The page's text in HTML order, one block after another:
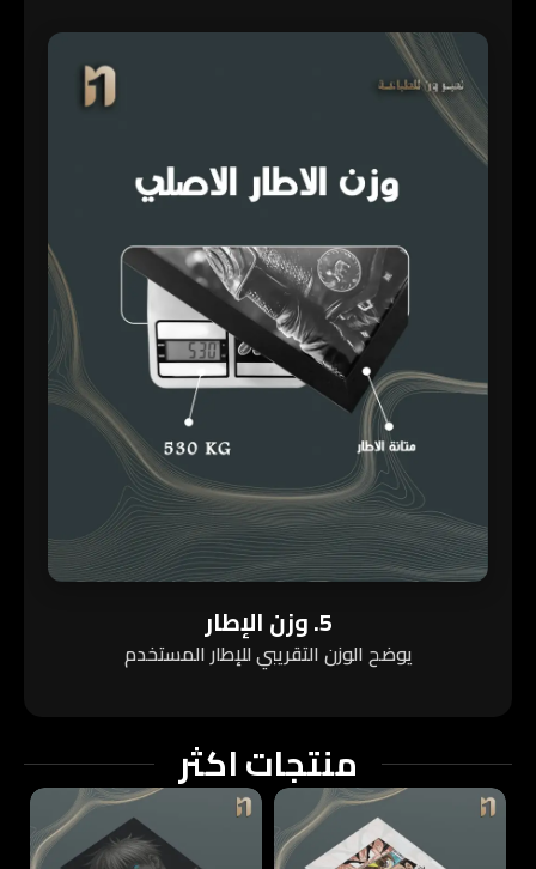
5. وزن الإطار
يوضح الوزن التقريبي للإطار المستخدم
منتجات اكثر